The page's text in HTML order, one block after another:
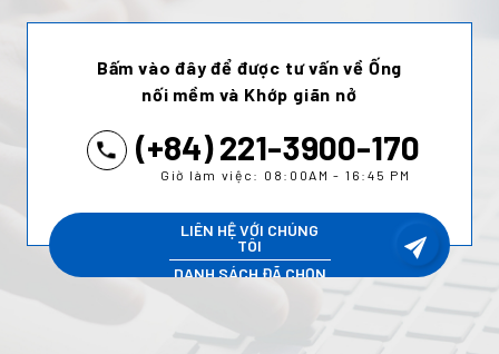
Bấm vào đây để được tư vấn về Ống
nối mềm và Khớp giãn nở
(+84) 221-3900-170
Giờ làm việc: 08:00AM - 16:45 PM
LIÊN HỆ VỚI CHÚNG
TÔI
DANH SÁCH ĐÃ CHỌN